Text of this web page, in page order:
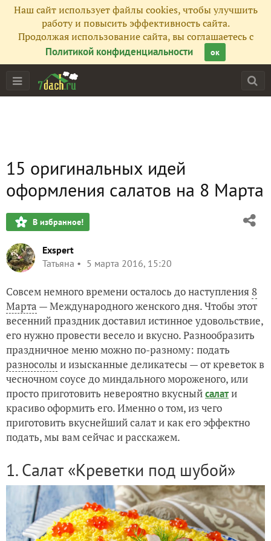
Наш сайт использует файлы cookies, чтобы улучшить
работу и повысить эффективность сайта.
Продолжая использование сайта, вы соглашаетесь с
Политикой конфиденциальности
ок
15 оригинальных идей
оформления салатов на 8 Марта
В избранное!
Exspert
Татьяна
5 марта 2016, 15:20
Совсем немного времени осталось до наступления 8
Марта — Международного женского дня. Чтобы этот
весенний праздник доставил истинное удовольствие,
его нужно провести весело и вкусно. Разнообразить
праздничное меню можно по-разному: подать
разносолы и изысканные деликатесы — от креветок в
чесночном соусе до миндального мороженого, или
просто приготовить невероятно вкусныйсалати
красиво оформить его. Именно о том, из чего
приготовить вкуснейший салат и как его эффектно
подать, мы вам сейчас и расскажем.
1. Салат «Креветки под шубой»